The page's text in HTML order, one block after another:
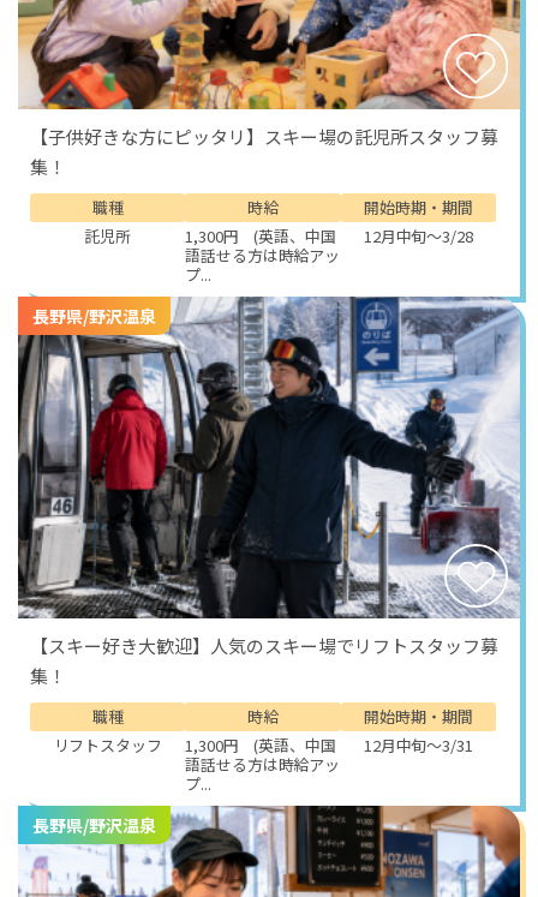
【子供好きな方にピッタリ】スキー場の託児所スタッフ募
集！
職種
託児所
時給
1,300円 (英語、中国
語話せる方は時給アッ
プ...
開始時期・期間
12月中旬～3/28
長野県/野沢温泉
【スキー好き大歓迎】人気のスキー場でリフトスタッフ募
集！
職種
リフトスタッフ
時給
1,300円 (英語、中国
語話せる方は時給アッ
プ...
開始時期・期間
12月中旬～3/31
長野県/野沢温泉